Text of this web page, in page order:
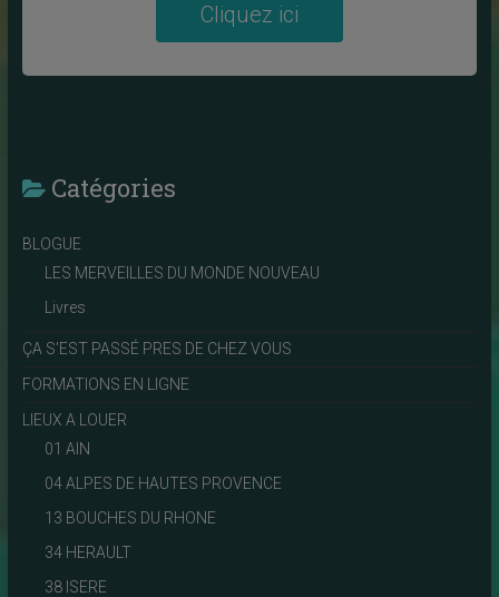
Cliquez ici
Catégories
BLOGUE
LES MERVEILLES DU MONDE NOUVEAU
Livres
ÇA S'EST PASSÉ PRES DE CHEZ VOUS
FORMATIONS EN LIGNE
LIEUX A LOUER
01 AIN
04 ALPES DE HAUTES PROVENCE
13 BOUCHES DU RHONE
34 HERAULT
38 ISERE